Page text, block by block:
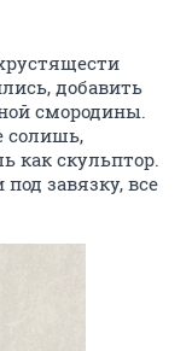
добавить
смородины.
солишь,
как скульптор.
завязку, все